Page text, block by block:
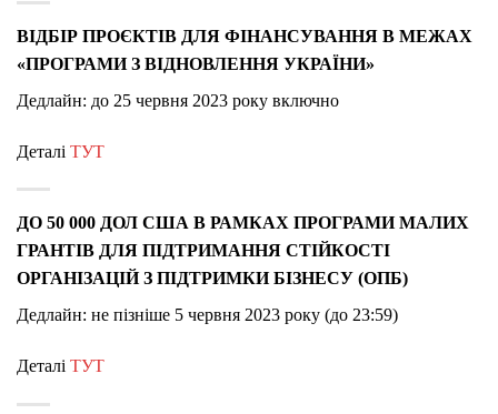
ВІДБІР ПРОЄКТІВ ДЛЯ ФІНАНСУВАННЯ В МЕЖАХ
«ПРОГРАМИ З ВІДНОВЛЕННЯ УКРАЇНИ»
Дедлайн: до 25 червня 2023 року включно
Деталі ТУТ
ДО 50 000 ДОЛ США В РАМКАХ ПРОГРАМИ МАЛИХ
ГРАНТІВ ДЛЯ ПІДТРИМАННЯ СТІЙКОСТІ
ОРГАНІЗАЦІЙ З ПІДТРИМКИ БІЗНЕСУ (ОПБ)
Дедлайн: не пізніше 5 червня 2023 року (до 23:59)
Деталі ТУТ